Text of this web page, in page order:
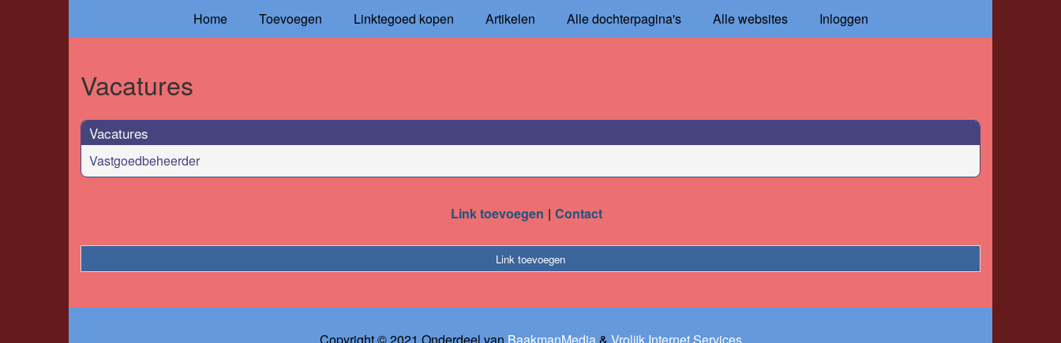
Home Toevoegen Linktegoed kopen Artikelen Alle dochterpagina's Alle websites Inloggen
Vacatures
Vacatures
Vastgoedbeheerder
Link toevoegen Contact
Link toevoegen